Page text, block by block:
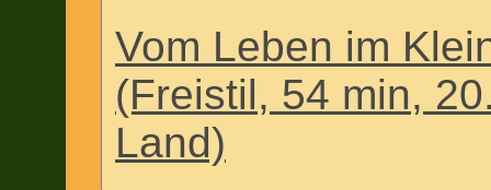
Vom Leben im
(Freistil, 54 min,
Land)